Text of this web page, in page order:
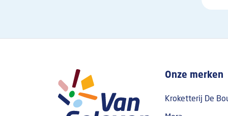
Boven
Onze merken
Kroketterij De